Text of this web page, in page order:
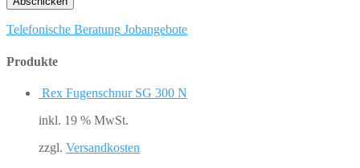
Telefonische Beratung Jobangebote
Produkte
Rex Fugenschnur SG 300 N
inkl. 19 % MwSt.
zzgl. Versandkosten